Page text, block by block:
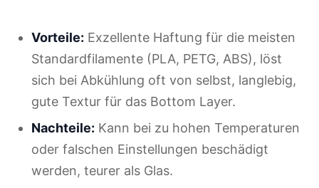
Vorteile: Exzellente Haftung für die meisten
Standardfilamente (PLA, PETG, ABS), löst
sich bei Abkühlung oft von selbst, langlebig,
gute Textur für das Bottom Layer.
Nachteile: Kann bei zu hohen Temperaturen
oder falschen Einstellungen beschädigt
werden, teurer als Glas.